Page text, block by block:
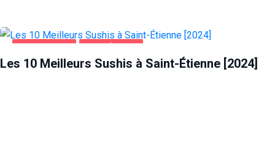
ALIMENTATION SAINT-ÉTIENNE
Les 10 Meilleurs Sushis à Saint-Étienne [2024]